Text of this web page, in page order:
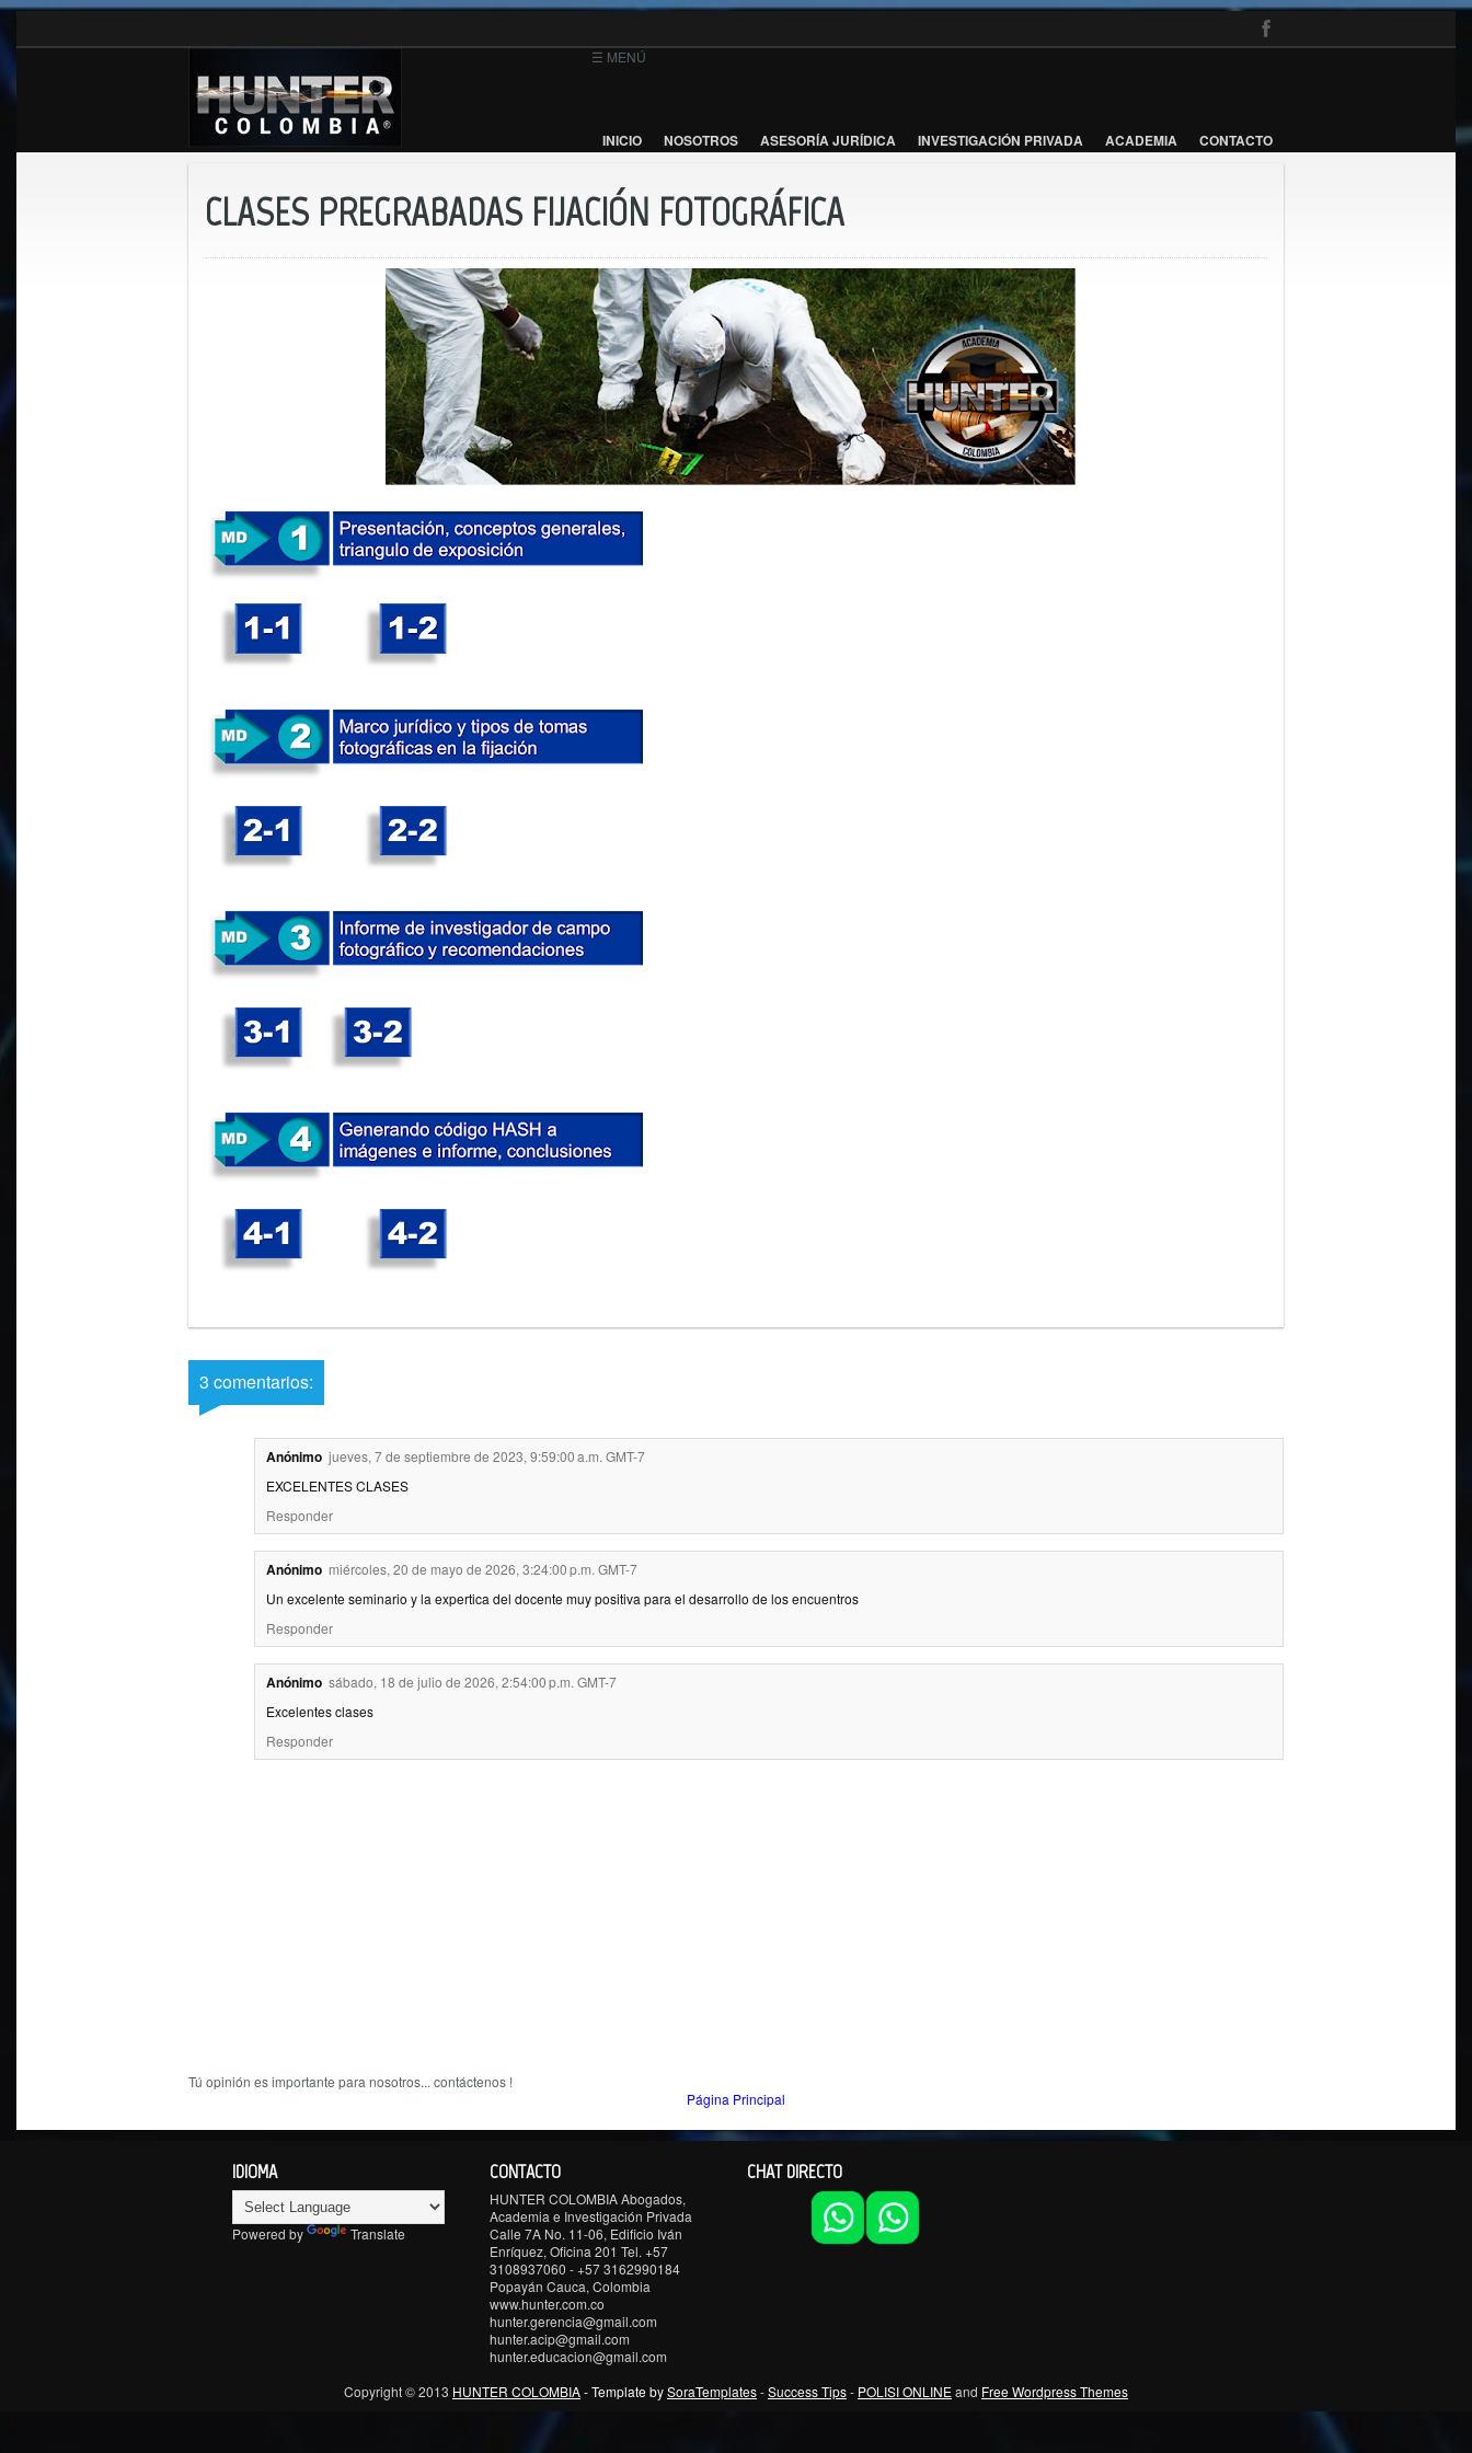
☰ MENÚ
INICIO NOSOTROS ASESORÍA JURÍDICA INVESTIGACIÓN PRIVADA ACADEMIA CONTACTO
CLASES PREGRABADAS FIJACIÓN FOTOGRÁFICA
3 comentarios:
Anónimo jueves, 7 de septiembre de 2023, 9:59:00 a.m. GMT-7
EXCELENTES CLASES
Responder
Anónimo miércoles, 20 de mayo de 2026, 3:24:00 p.m. GMT-7
Un excelente seminario y la expertica del docente muy positiva para el desarrollo de los encuentros
Responder
Anónimo sábado, 18 de julio de 2026, 2:54:00 p.m. GMT-7
Excelentes clases
Responder
Tú opinión es importante para nosotros... contáctenos !
Página Principal
IDIOMA
Powered by Translate
CONTACTO
HUNTER COLOMBIA Abogados,
Academia e Investigación Privada
Calle 7A No. 11-06, Edificio Iván
Enríquez, Oficina 201 Tel. +57
3108937060 - +57 3162990184
Popayán Cauca, Colombia
www.hunter.com.co
hunter.gerencia@gmail.com
hunter.acip@gmail.com
hunter.educacion@gmail.com
CHAT DIRECTO
Copyright © 2013 HUNTER COLOMBIA- Template bySoraTemplates-Success Tips- POLISI ONLINEand Free Wordpress Themes